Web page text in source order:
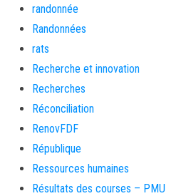
randonnée
Randonnées
rats
Recherche et innovation
Recherches
Réconciliation
RenovFDF
République
Ressources humaines
Résultats des courses – PMU